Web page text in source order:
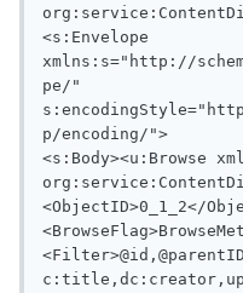
<s:Envelope
xmlns:s="http://
pe/"
p/encoding/">
<s:Body><u:Browse
<ObjectID>0_1_2</